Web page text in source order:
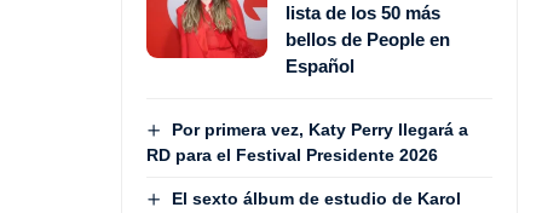
lista de los 50 más
bellos de People en
Español
Por primera vez, Katy Perry llegará a
RD para el Festival Presidente 2026
El sexto álbum de estudio de Karol